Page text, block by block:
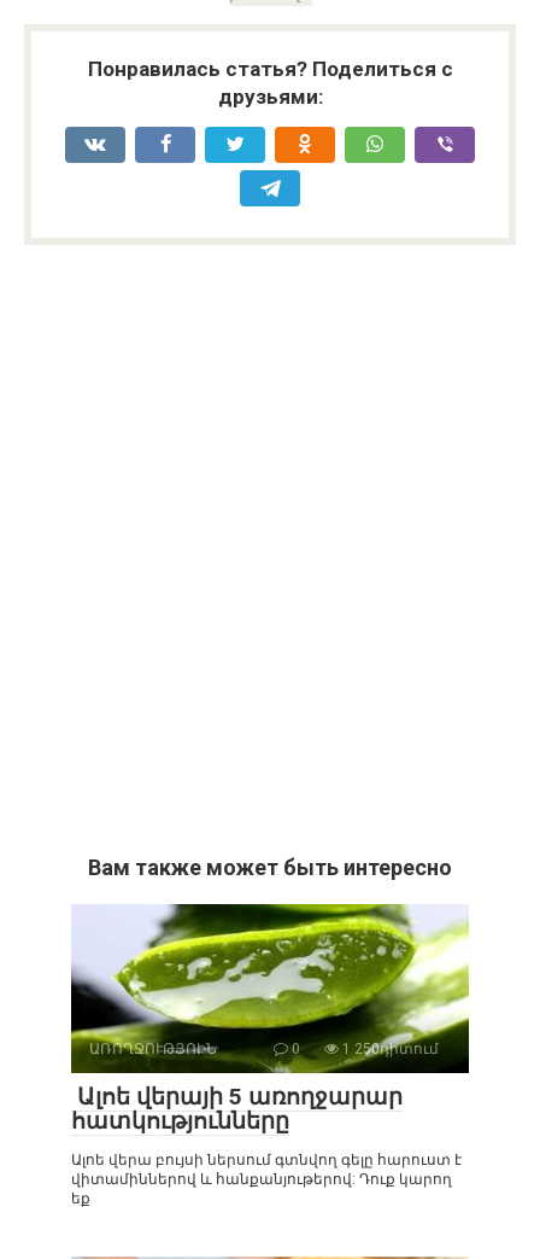
Понравилась статья? Поделиться с
друзьями:
Вам также может быть интересно
ԱՌՈՂՋՈՒԹՅՈԻՆ 0 1 250դիտում
Ալոե վերայի 5 առողջարար
հատկությունները
Ալոե վերա բույսի ներսում գտնվող գելը հարուստ է
վիտամիններով և հանքանյութերով: Դուք կարող
եք